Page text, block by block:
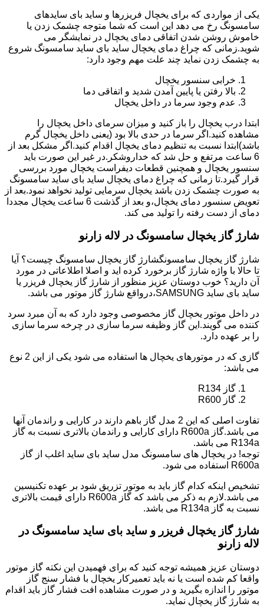
یکی از مواردی که برای یخچال فریزرها و ساید بای سایدهای
سامسونگ رخ می دهد این است که شما متوجه چشمک زدن یا
خاموش روشن شدن اتفاقی دمای یخچال در نمایشگر می
شوید.زمانی که چراغ دمای یخچال ساید بای ساید سامسونگ شروع
به چشمک زدن نماید چند علت مهم وجود دارد:
خرابی سنسور یخچال
بالا رفتن یا پایین آمدن شدید و اتفاقی دما
عدم وجود سرما در داخل یخچال
ابتدا درب یخچال را باز کنید و میزان سرمای داخل یخچال را
مشاهده کنید.اگر سرما در حدی بالا بود (یعنی داخل یخچال گرم
باشد)ابتدا نسبت به تنظیم دمای یخچال اقدام کنید.اگر مشکل بعد از
6 ساعت مرتفع و حل شد که خداروشکر.در غیر این صورت باید
سنسور یخچال و همچنین قطعات دیفراست یخچال مورد بررسی
قرار گیرد.تا زمانی که چراغ دمای یخچال ساید بای ساید سامسونگ
به صورت چشمک زدن باشد یخچال سرمایی تولید نخواهد نمود.بعد از
تعویض سنسور دمای یخچال،و بعد از گذشت 6 ساعت یخچال مجددا
دمای از دست رفته را تولید می کند.
شارژ گاز یخچال سامسونگ در لاله زارنو
شارژ گاز یخچال سامسونگشارژ گاز یخچال سامسونگ چیست؟ آیا
تا حالا با واژه شارژ گاز برخورد کرده اید و اصلا اطلاعاتی در مورد
آن دارید؟ خوب دوستان عزیز منظور از شارژ گاز یخچال فریزر یا
ساید بای ساید SAMSUNG،درواقع شارژ گاز موتور می باشد.
در داخل موتور یخچال گاز مخصوصی وجود دارد که به آن مبرد سرد
کننده می گویند.این گاز وظیفه سرما سازی در چرخه سرما سازی
را بر عهده دارد.
گازی که در موتورهای یخچال ها استفاده می شود یکی از این 2 نوع
می باشد:
گاز R134
گاز R600
تفاوت اصلی که این 2 مدل گاز باهم دارند در کارایی و راندمان آنها
می باشد.گاز R600a دارای کارایی و راندمان بالاتری نسبت به گاز
R134a می باشد.
توجه! در یخچال های سامسونگ مدل ساید بای ساید اغلب از گاز
R600a استفاده می شود.
تشخیص اینکه کدام گاز باید به موتور تزریق شود بر عهده تکنیسین
می باشد.لازم به ذکر می باشد که گاز R600a دارای قیمت بالاتری
نسبت به گاز R134a می باشد.
شارژ گاز یخچال فریزر و ساید بای ساید سامسونگ در
لاله زارنو
دوستان عزیز همیشه توجه کنید که برای فهمیدن این نکته گاز موتور
واقعا کم شده است یا نه باید تعمیرکار یخچال با فشار سنج گاز
موتور را اندازه بگیرید و در صورت مشاهده افت فشار گاز باید اقدام
به شارژ گاز یخچال نماید.